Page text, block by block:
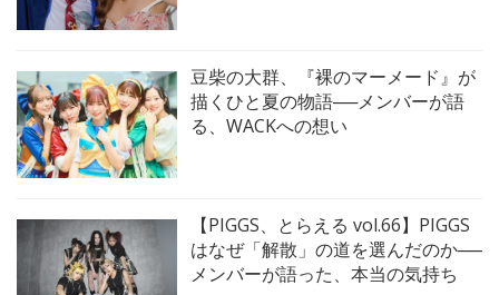
豆柴の大群、『裸のマーメード』が
描くひと夏の物語──メンバーが語
る、WACKへの想い
【PIGGS、とらえる vol.66】PIGGS
はなぜ「解散」の道を選んだのか──
メンバーが語った、本当の気持ち